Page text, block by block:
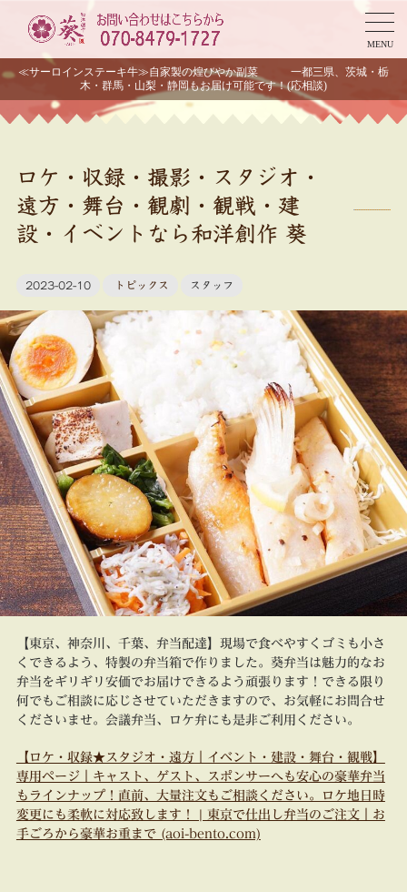
MENU
≪サーロインステーキ牛≫自家製の煌びやか副菜 一都三県、茨城・栃
木・群馬・山梨・静岡もお届け可能です！(応相談)
ロケ・収録・撮影・スタジオ・
遠方・舞台・観劇・観戦・建
設・イベントなら和洋創作 葵
2023-02-10 トピックス スタッフ
【東京、神奈川、千葉、弁当配達】現場で食べやすくゴミも小さ
くできるよう、特製の弁当箱で作りました。葵弁当は魅力的なお
弁当をギリギリ安価でお届けできるよう頑張ります！できる限り
何でもご相談に応じさせていただきますので、お気軽にお問合せ
くださいませ。会議弁当、ロケ弁にも是非ご利用ください。
【ロケ・収録★スタジオ・遠方｜イベント・建設・舞台・観戦】
専用ページ｜キャスト、ゲスト、スポンサーへも安心の豪華弁当
もラインナップ！直前、大量注文もご相談ください。ロケ地日時
変更にも柔軟に対応致します！ | 東京で仕出し弁当のご注文｜お
手ごろから豪華お重まで (aoi-bento.com)